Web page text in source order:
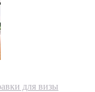
для визы